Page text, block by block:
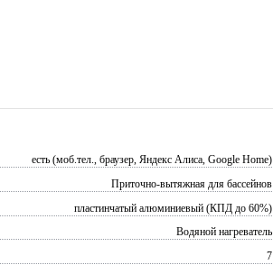
есть (моб.тел., браузер, Яндекс Алиса, Google Home)
Приточно-вытяжная для бассейнов
пластинчатый алюминиевый (КПД до 60%)
Водяной нагреватель
7